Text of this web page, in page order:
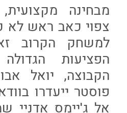
מבחינה
צפוי כאב ראש לא
למשחק הקרוב
הפציעות
הקבוצה, יואל
פוסטר ייעדרו
אל ג'יימס אדניי